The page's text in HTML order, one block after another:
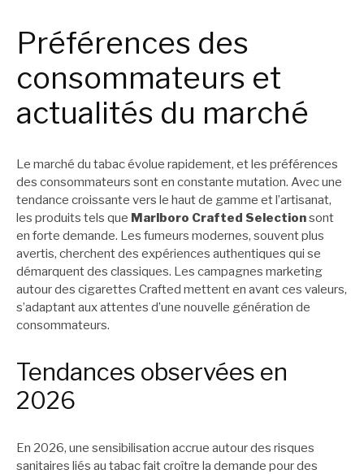
Préférences des
consommateurs et
actualités du marché
Le marché du tabac évolue rapidement, et les préférences
des consommateurs sont en constante mutation. Avec une
tendance croissante vers le haut de gamme et l’artisanat,
les produits tels que Marlboro Crafted Selectionsont
en forte demande. Les fumeurs modernes, souvent plus
avertis, cherchent des expériences authentiques qui se
démarquent des classiques. Les campagnes marketing
autour des cigarettes Crafted mettent en avant ces valeurs,
s’adaptant aux attentes d’une nouvelle génération de
consommateurs.
Tendances observées en
2026
En 2026, une sensibilisation accrue autour des risques
sanitaires liés au tabac fait croître la demande pour des